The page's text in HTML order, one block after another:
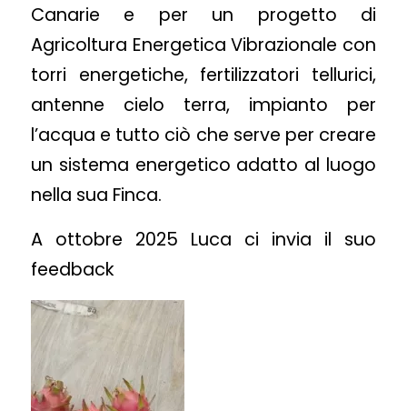
Canarie e per un progetto di
Agricoltura Energetica Vibrazionale con
torri energetiche, fertilizzatori tellurici,
antenne cielo terra, impianto per
l’acqua e tutto ciò che serve per creare
un sistema energetico adatto al luogo
nella sua Finca.
A ottobre 2025 Luca ci invia il suo
feedback